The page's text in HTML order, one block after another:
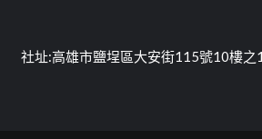
社址:高雄市鹽埕區大安街115號10樓